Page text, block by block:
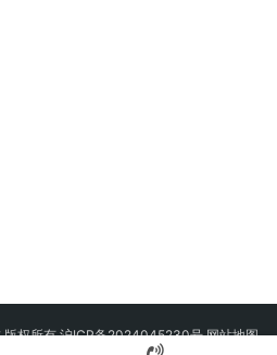
权所有 沪ICP备2024045230号网站地图